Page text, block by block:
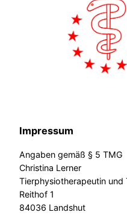
Impressum
Angaben gemäß § 5 TMG
Christina Lerner
Tierphysiotherapeutin und
Reithof 1
84036 Landshut